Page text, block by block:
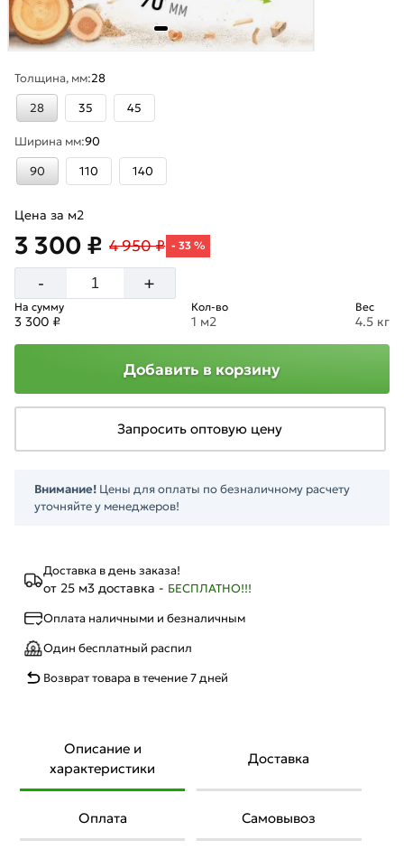
Толщина, мм:28
28
35 45
Ширина мм:90
90
110 140
Доставка в день заказа!
от 25 м3 доставка - БЕСПЛАТНО!!!
Оплата наличными и безналичным
Один бесплатный распил
Возврат товара в течение 7 дней
Цена за м2
3 300 ₽ 4 950 ₽ - 33 %
- +
На сумму
3 300 ₽
Кол-во
1 м2
Вес
4.5 кг
Добавить в корзину
Запросить оптовую цену
Внимание! Цены для оплаты по безналичному расчету
уточняйте у менеджеров!
Описание и
характеристики
Доставка
Оплата Самовывоз